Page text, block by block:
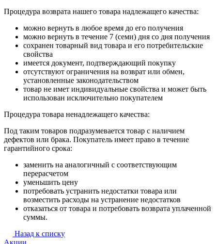
Процедура возврата нашего товара надлежащего качества:
можно вернуть в любое время до его получения
можно вернуть в течение 7 (семи) дня со дня получения
сохранен товарный вид товара и его потребительские
свойства
имеется документ, подтверждающий покупку
отсутствуют ограничения на возврат или обмен,
установленные законодательством
товар не имет индивидуальные свойства и может быть
использован исключительно покупателем
Процедура товара ненадлежащего качества:
Под таким товаров подразумевается товар с наличием
дефектов или брака. Покупатель имеет право в течение
гарантийного срока:
заменить на аналогичный с соответствующим
перерасчетом
уменьшить цену
потребовать устранить недостатки товара или
возместить расходы на устранение недостатков
отказаться от товара и потребовать возврата уплаченной
суммы.
Назад к списку
Акции